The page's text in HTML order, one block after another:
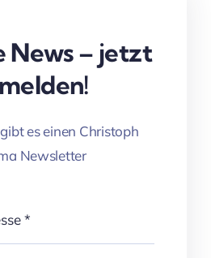
News – jetzt
es einen Christoph
Newsletter